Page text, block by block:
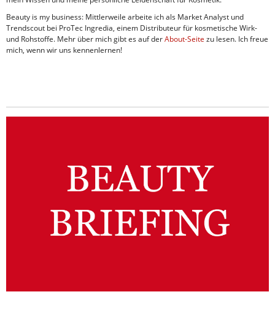
Beauty is my business: Mittlerweile arbeite ich als Market Analyst und
Trendscout bei ProTec Ingredia, einem Distributeur für kosmetische Wirk-
und Rohstoffe. Mehr über mich gibt es auf derAbout-Seite zu lesen. Ich freue
mich, wenn wir uns kennenlernen!